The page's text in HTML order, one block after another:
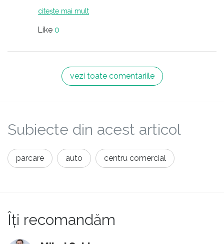
citește mai mult
Like 0
vezi toate comentariile
Subiecte din acest articol
parcare auto centru comercial
Îți recomandăm